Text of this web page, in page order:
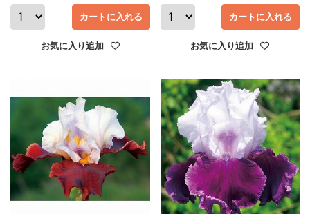
お気に入り追加
カートに入れる
お気に入り追加
カートに入れる